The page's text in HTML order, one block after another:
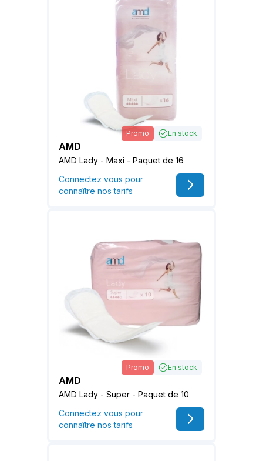
Promo En stock
AMD
AMD Lady - Maxi - Paquet de 16
Connectez vous pour
connaître nos tarifs
Promo En stock
AMD
AMD Lady - Super - Paquet de 10
Connectez vous pour
connaître nos tarifs